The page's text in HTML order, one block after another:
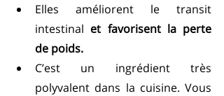
Elles améliorent le transit
intestinal et favorisent la perte
de poids.
C’est un ingrédient très
polyvalent dans la cuisine. Vous